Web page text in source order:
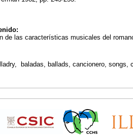
de las características musicales del
baladas, ballads, cancionero, songs,